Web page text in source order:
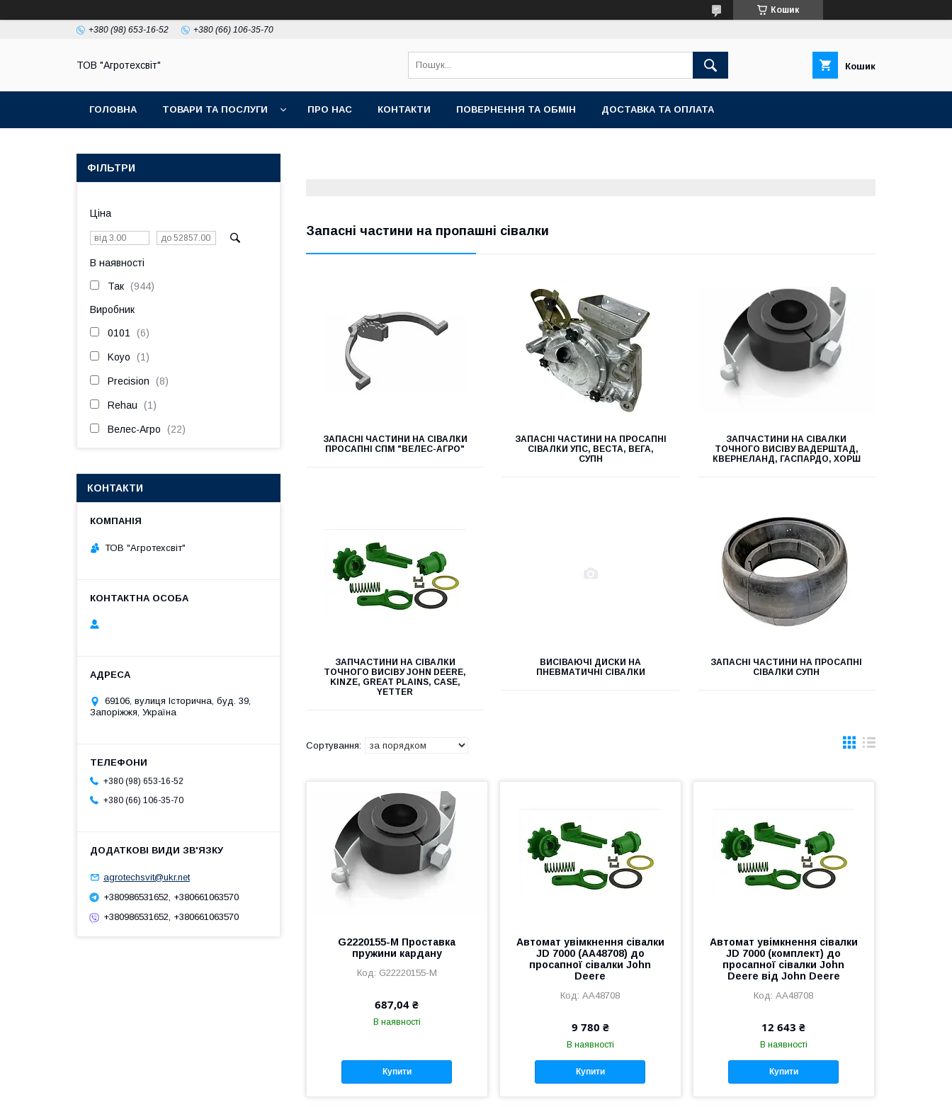
Кошик
+380 (98) 653-16-52 +380 (66) 106-35-70
ТОВ "Агротехсвіт" Кошик
ГОЛОВНА ТОВАРИ ТА ПОСЛУГИ ПРО НАС КОНТАКТИ ПОВЕРНЕННЯ ТА ОБМІН ДОСТАВКА ТА ОПЛАТА
Запасні частини на пропашні сівалки
ЗАПАСНІ ЧАСТИНИ НА СІВАЛКИ
ПРОСАПНІ СПМ "ВЕЛЕС-АГРО"
ЗАПАСНІ ЧАСТИНИ НА ПРОСАПНІ
СІВАЛКИ УПС, ВЕСТА, ВЕГА,
СУПН
ЗАПЧАСТИНИ НА СІВАЛКИ
ТОЧНОГО ВИСІВУ ВАДЕРШТАД,
КВЕРНЕЛАНД, ГАСПАРДО, ХОРШ
ЗАПЧАСТИНИ НА СІВАЛКИ
ТОЧНОГО ВИСІВУ JOHN DEERE,
KINZE, GREAT PLAINS, CASE,
YETTER
ВИСІВАЮЧІ ДИСКИ НА
ПНЕВМАТИЧНІ СІВАЛКИ
ЗАПАСНІ ЧАСТИНИ НА ПРОСАПНІ
СІВАЛКИ СУПН
G2220155-M Проставка
пружини кардану
G22220155-M
687,04 ₴
В наявності
Купити
Автомат увімкнення сівалки
JD 7000 (AA48708) до
просапної сівалки John
Deere
AA48708
9 780 ₴
В наявності
Купити
Автомат увімкнення сівалки
JD 7000 (комплект) до
просапної сівалки John
Deere від John Deere
AA48708
12 643 ₴
В наявності
Купити
ФІЛЬТРИ
Ціна
В наявності
Так 944
Виробник
0101 6
Koyo 1
Precision 8
Rehau 1
Велес-Агро 22
КОНТАКТИ
ТОВ "Агротехсвіт"
69106, вулиця Історична, буд. 39,
Запоріжжя, Україна
+380 (98) 653-16-52
+380 (66) 106-35-70
agrotechsvit@ukr.net
+380986531652, +380661063570
+380986531652, +380661063570